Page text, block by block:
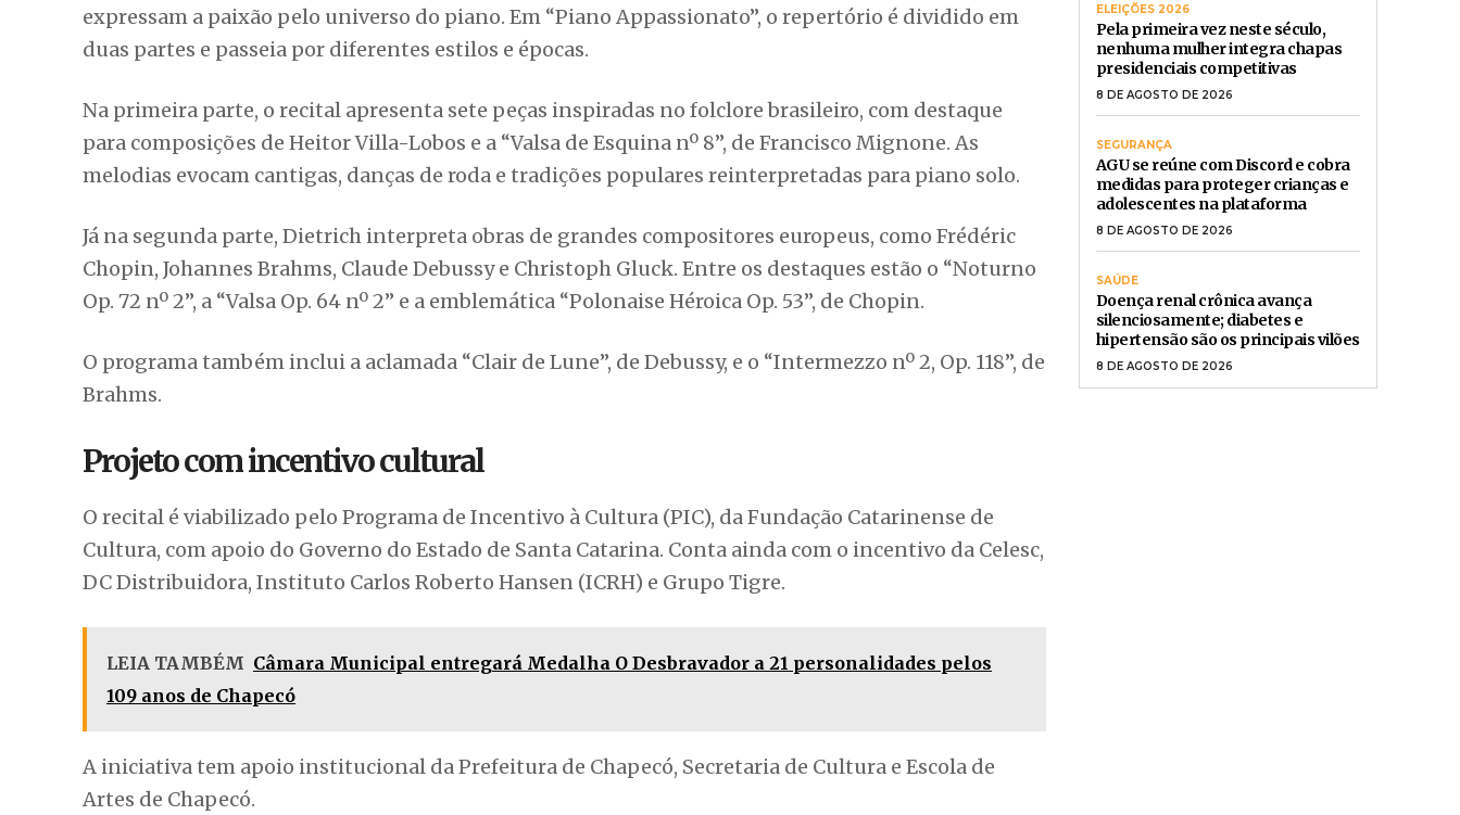
expressam a paixão pelo universo do piano. Em “Piano Appassionato”, o repertório é dividido em
duas partes e passeia por diferentes estilos e épocas.
Na primeira parte, o recital apresenta sete peças inspiradas no folclore brasileiro, com destaque
para composições de Heitor Villa-Lobos e a “Valsa de Esquina nº 8”, de Francisco Mignone. As
melodias evocam cantigas, danças de roda e tradições populares reinterpretadas para piano solo.
Já na segunda parte, Dietrich interpreta obras de grandes compositores europeus, como Frédéric
Chopin, Johannes Brahms, Claude Debussy e Christoph Gluck. Entre os destaques estão o “Noturno
Op. 72 nº 2”, a “Valsa Op. 64 nº 2” e a emblemática “Polonaise Héroica Op. 53”, de Chopin.
O programa também inclui a aclamada “Clair de Lune”, de Debussy, e o “Intermezzo nº 2, Op. 118”, de
Brahms.
Projeto com incentivo cultural
O recital é viabilizado pelo Programa de Incentivo à Cultura (PIC), da Fundação Catarinense de
Cultura, com apoio do Governo do Estado de Santa Catarina. Conta ainda com o incentivo da Celesc,
DC Distribuidora, Instituto Carlos Roberto Hansen (ICRH) e Grupo Tigre.
LEIA TAMBÉM Câmara Municipal entregará Medalha O Desbravador a 21 personalidades pelos
109 anos de Chapecó
A iniciativa tem apoio institucional da Prefeitura de Chapecó, Secretaria de Cultura e Escola de
Artes de Chapecó.
ELEIÇÕES 2026
Pela primeira vez neste século,
nenhuma mulher integra chapas
presidenciais competitivas
8 DE AGOSTO DE 2026
SEGURANÇA
AGU se reúne com Discord e cobra
medidas para proteger crianças e
adolescentes na plataforma
8 DE AGOSTO DE 2026
SAÚDE
Doença renal crônica avança
silenciosamente; diabetes e
hipertensão são os principais vilões
8 DE AGOSTO DE 2026